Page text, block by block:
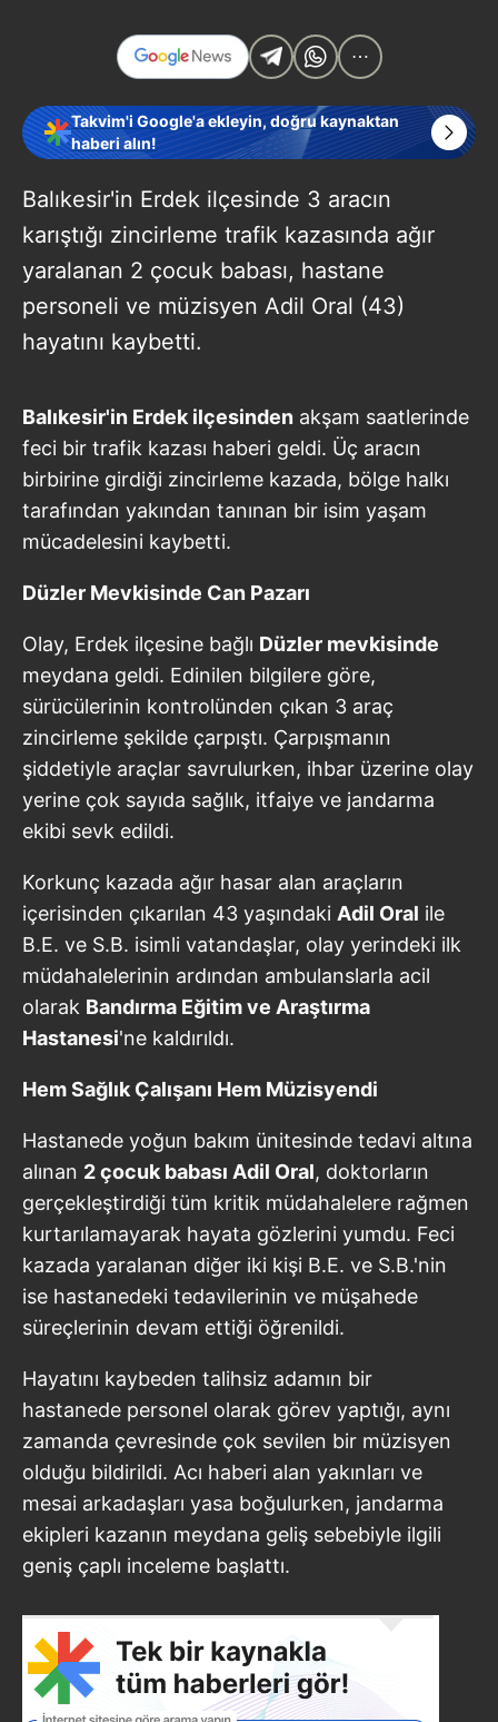
Takvim'i Google'a ekleyin, doğru kaynaktan
haberi alın!
Balıkesir'in Erdek ilçesinde 3 aracın
karıştığı zincirleme trafik kazasında ağır
yaralanan 2 çocuk babası, hastane
personeli ve müzisyen Adil Oral (43)
hayatını kaybetti.
Balıkesir'in Erdek ilçesinden akşam saatlerinde
feci bir trafik kazası haberi geldi. Üç aracın
birbirine girdiği zincirleme kazada, bölge halkı
tarafından yakından tanınan bir isim yaşam
mücadelesini kaybetti.
Düzler Mevkisinde Can Pazarı
Olay, Erdek ilçesine bağlı Düzler mevkisinde
meydana geldi. Edinilen bilgilere göre,
sürücülerinin kontrolünden çıkan 3 araç
zincirleme şekilde çarpıştı. Çarpışmanın
şiddetiyle araçlar savrulurken, ihbar üzerine olay
yerine çok sayıda sağlık, itfaiye ve jandarma
ekibi sevk edildi.
Korkunç kazada ağır hasar alan araçların
içerisinden çıkarılan 43 yaşındaki Adil Oral ile
B.E. ve S.B. isimli vatandaşlar, olay yerindeki ilk
müdahalelerinin ardından ambulanslarla acil
olarak Bandırma Eğitim ve Araştırma
Hastanesi'ne kaldırıldı.
Hem Sağlık Çalışanı Hem Müzisyendi
Hastanede yoğun bakım ünitesinde tedavi altına
alınan 2 çocuk babası Adil Oral, doktorların
gerçekleştirdiği tüm kritik müdahalelere rağmen
kurtarılamayarak hayata gözlerini yumdu. Feci
kazada yaralanan diğer iki kişi B.E. ve S.B.'nin
ise hastanedeki tedavilerinin ve müşahede
süreçlerinin devam ettiği öğrenildi.
Hayatını kaybeden talihsiz adamın bir
hastanede personel olarak görev yaptığı, aynı
zamanda çevresinde çok sevilen bir müzisyen
olduğu bildirildi. Acı haberi alan yakınları ve
mesai arkadaşları yasa boğulurken, jandarma
ekipleri kazanın meydana geliş sebebiyle ilgili
geniş çaplı inceleme başlattı.